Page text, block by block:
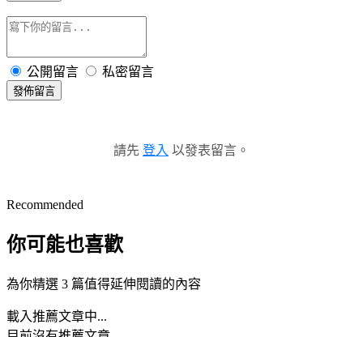
公開留言 私密留言
發佈留言
請先 登入 以發表留言。
Recommended
你可能也喜歡
為你精選 3 篇值得延伸閱讀的內容
載入推薦文章中...